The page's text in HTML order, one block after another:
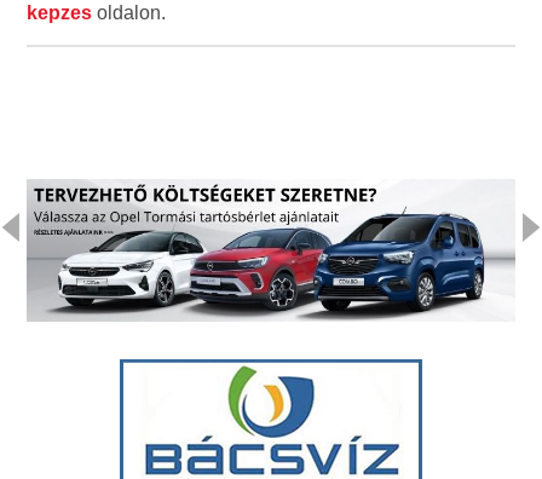
kepzes oldalon.